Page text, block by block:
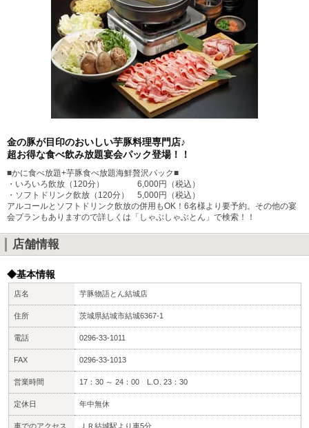
金の豚が目印のおいしい芋豚料理専門店♪
超お得な食べ飲み放題宴会パック登場！！
■かに食べ放題+芋豚食べ放題海鮮贅沢パック■
・いろいろ飲放（120分） 6,000円（税込）
・ソフトドリンク飲放（120分） 5,000円（税込）
アルコールとソフトドリンク飲放の併用もOK！6名様より要予約。その他の宴
会プランもありますので詳しくは「しゃぶしゃぶとん」で検索！！
店舗情報
◆基本情報
店名 芋豚物語とん結城店
住所 茨城県結城市結城6367-1
電話 0296-33-1011
FAX 0296-33-1013
営業時間 17：30 ～ 24：00 L.O. 23：30
定休日 年中無休
車でのアクセス ＪＲ結城駅より車5分